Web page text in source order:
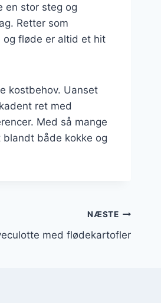
en stor steg og
Retter som
og fløde er altid et hit
kostbehov. Uanset
ret med
Med så mange
både kokke og
NÆSTE
med flødekartofler